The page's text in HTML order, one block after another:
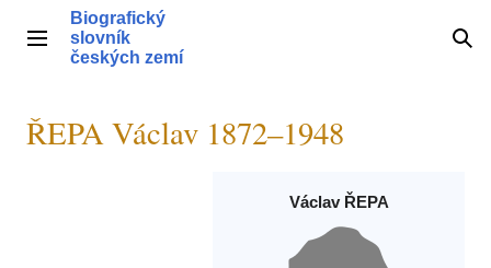
obsahHlavní menu
Biografický
slovník
českých zemí
ŘEPA Václav 1872–1948
Václav ŘEPA